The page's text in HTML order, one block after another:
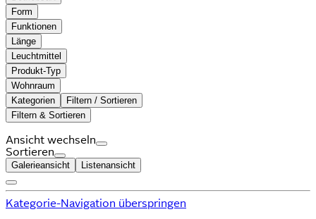
Form
Funktionen
Länge
Leuchtmittel
Produkt-Typ
Wohnraum
Kategorien
Filtern / Sortieren
Filtern & Sortieren
Ansicht wechseln
Sortieren
Galerieansicht Listenansicht
Kategorie-Navigation überspringen